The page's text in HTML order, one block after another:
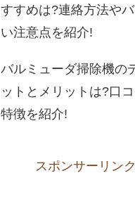
すすめは?連絡方法や
い注意点を紹介!
バルミューダ掃除機の
ットとメリットは?口
特徴を紹介!
スポンサーリンク